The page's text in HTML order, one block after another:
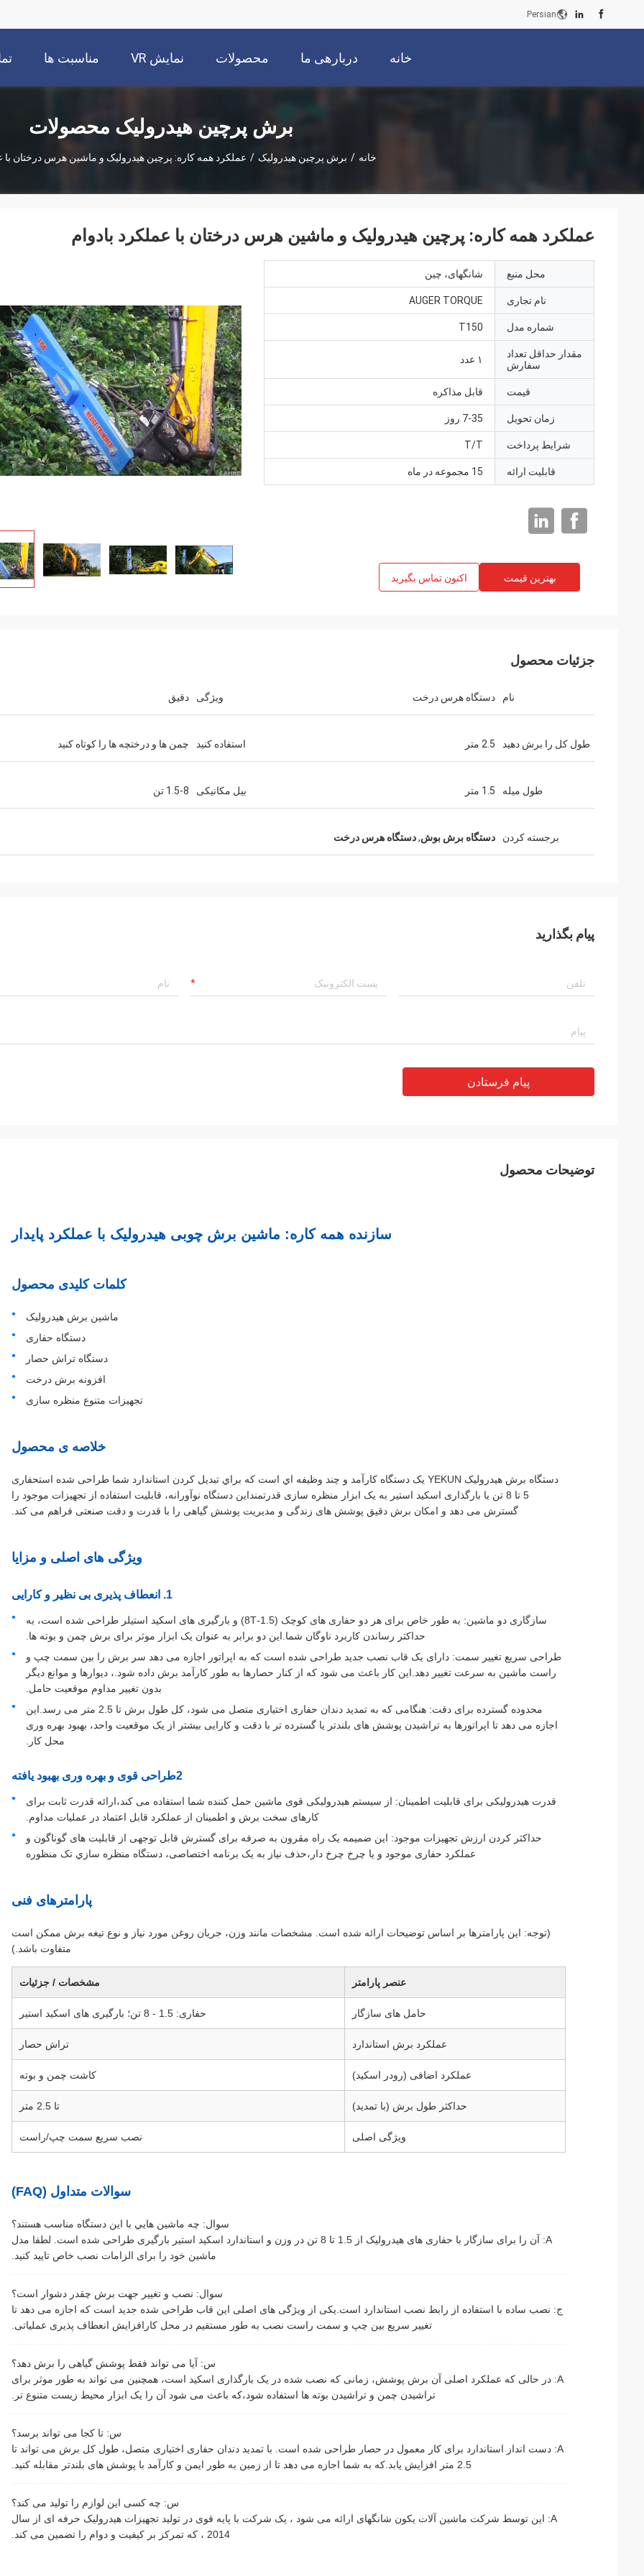
Persian
خانه دربارهی ما محصولات نمایش VR مناسبت ها
برش پرچین هیدرولیک محصولات
خانه / برش پرچین هیدرولیک / عملکرد همه کاره: پرچین هیدرولیک و ماشین هرس درختان با
عملکرد همه کاره: پرچین هیدرولیک و ماشین هرس درختان با عملکرد بادوام
محل منبع شانگهای، چین
نام تجاری AUGER TORQUE
شماره مدل T150
مقدار حداقل تعداد
سفارش
۱ عدد
قیمت قابل مذاکره
زمان تحویل 7-35 روز
شرایط پرداخت T/T
قابلیت ارائه 15 مجموعه در ماه
بهترین قیمت اکنون تماس بگیرید
جزئیات محصول
نام دستگاه هرس درخت ویژگی دقیق
طول کل را برش دهید 2.5 متر استفاده کنید چمن ها و درختچه ها را کوتاه کنید
طول میله 1.5 متر بیل مکانیکی 1.5-8 تن
برجسته کردن دستگاه برش بوش,دستگاه هرس درخت
پیام بگذارید
پیام فرستادن
توضیحات محصول
سازنده همه کاره: ماشین برش چوبی هیدرولیک با عملکرد پایدار
کلمات کلیدی محصول
ماشین برش هيدرولیک
دستگاه حفاری
دستگاه تراش حصار
افزونه برش درخت
تجهیزات متنوع منظره سازی
خلاصه ی محصول
دستگاه برش هيدروليک YEKUN يک دستگاه کارآمد و چند وظيفه اي است که براي تبديل کردن استاندارد شما طراحی شده استحفاری
5 تا 8 تن یا بارگذاری اسکید استیر به یک ابزار منظره سازی قدرتمنداین دستگاه نوآورانه، قابلیت استفاده از تجهیزات موجود را
گسترش می دهد و امکان برش دقیق پوشش های زندگی و مدیریت پوشش گیاهی را با قدرت و دقت صنعتی فراهم می کند.
ویژگی های اصلی و مزایا
1. انعطاف پذیری بی نظیر و کارایی
سازگاری دو ماشین: به طور خاص برای هر دو حفاری های کوچک (1.5-8T) و بارگیری های اسکید استیلر طراحی شده است، به
حداکثر رساندن کاربرد ناوگان شما.این دو برابر به عنوان یک ابزار موثر برای برش چمن و بوته ها.
طراحی سریع تغییر سمت: دارای یک قاب نصب جدید طراحی شده است که به اپراتور اجازه می دهد سر برش را بین سمت چپ و
راست ماشین به سرعت تغییر دهد.این کار باعث می شود که از کنار حصارها به طور کارآمد برش داده شود.، دیوارها و موانع دیگر
بدون تغییر مداوم موقعیت حامل.
محدوده گسترده برای دقت: هنگامی که به تمدید دندان حفاری اختیاری متصل می شود، کل طول برش تا 2.5 متر می رسد.این
اجازه می دهد تا اپراتورها به تراشیدن پوشش های بلندتر یا گسترده تر با دقت و کارایی بیشتر از یک موقعیت واحد، بهبود بهره وری
محل کار.
2طراحی قوی و بهره وری بهبود یافته
قدرت هیدرولیکی برای قابلیت اطمینان: از سیستم هیدرولیکی قوی ماشین حمل کننده شما استفاده می کند،ارائه قدرت ثابت برای
کارهای سخت برش و اطمینان از عملکرد قابل اعتماد در عملیات مداوم.
حداکثر کردن ارزش تجهیزات موجود: این ضمیمه یک راه مقرون به صرفه برای گسترش قابل توجهی از قابلیت های گوناگون و
عملکرد حفاری موجود و یا چرخ چرخ دار،حذف نیاز به یک برنامه اختصاصی، دستگاه منظره سازي تک منظوره
پارامترهای فنی
(توجه: این پارامترها بر اساس توضیحات ارائه شده است. مشخصات مانند وزن، جریان روغن مورد نیاز و نوع تیغه برش ممکن است
متفاوت باشد.)
عنصر پارامتر مشخصات / جزئیات
حامل های سازگار حفاری: 1.5 - 8 تن؛ بارگیری های اسکید استیر
عملکرد برش استاندارد تراش حصار
عملکرد اضافی (رودر اسکید) کاشت چمن و بوته
حداکثر طول برش (با تمدید) تا 2.5 متر
ویژگی اصلی نصب سریع سمت چپ/راست
سوالات متداول (FAQ)
سوال: چه ماشين هايي با اين دستگاه مناسب هستند؟
A: آن را برای سازگار با حفاری های هیدرولیک از 1.5 تا 8 تن در وزن و استاندارد اسکید استیر بارگیری طراحی شده است. لطفا مدل
ماشین خود را برای الزامات نصب خاص تایید کنید.
سوال: نصب و تغییر جهت برش چقدر دشوار است؟
ج: نصب ساده با استفاده از رابط نصب استاندارد است.یکی از ویژگی های اصلی این قاب طراحی شده جدید است که اجازه می دهد تا
تغییر سریع بین چپ و سمت راست نصب به طور مستقیم در محل کارافزایش انعطاف پذیری عملیاتی.
س: آیا می تواند فقط پوشش گیاهی را برش دهد؟
A: در حالی که عملکرد اصلی آن برش پوشش، زمانی که نصب شده در یک بارگذاری اسکید است، همچنین می تواند به طور موثر برای
تراشیدن چمن و تراشیدن بوته ها استفاده شود،که باعث می شود آن را یک ابزار محیط زیست متنوع تر.
س: تا کجا می تواند برسد؟
A: دست انداز استاندارد برای کار معمول در حصار طراحی شده است. با تمدید دندان حفاری اختیاری متصل، طول کل برش می تواند تا
2.5 متر افزایش یابد.که به شما اجازه می دهد تا از زمین به طور ایمن و کارآمد با پوشش های بلندتر مقابله کنید.
س: چه کسی این لوازم را تولید می کند؟
A: این توسط شرکت ماشین آلات یکون شانگهای ارائه می شود ، یک شرکت با پایه قوی در تولید تجهیزات هیدرولیک حرفه ای از سال
2014 ، که تمرکز بر کیفیت و دوام را تضمین می کند.